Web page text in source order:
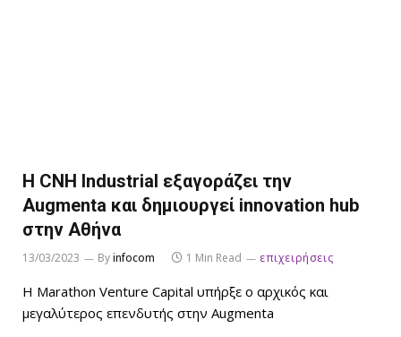
Η CNH Industrial εξαγοράζει την
Augmenta και δημιουργεί innovation hub
στην Αθήνα
13/03/2023 Byinfocom 1 Min Read επιχειρήσεις
Η Marathon Venture Capital υπήρξε ο αρχικός και
μεγαλύτερος επενδυτής στην Augmenta